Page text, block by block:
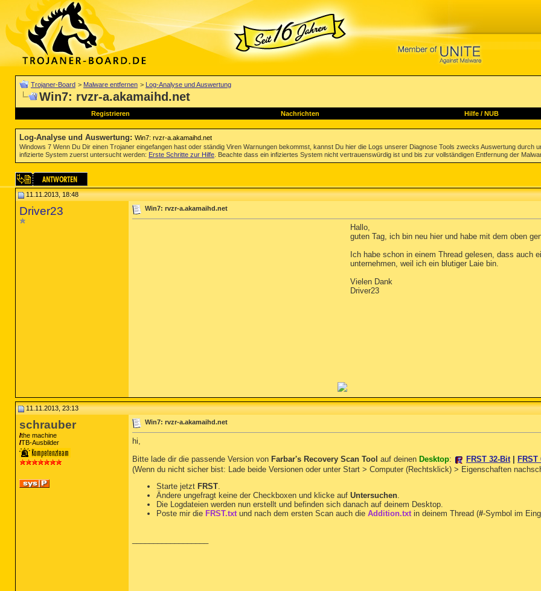
Trojaner-Board > Malware entfernen > Log-Analyse und Auswertung
Win7: rvzr-a.akamaihd.net
Registrieren Nachrichten Hilfe/ NUB
Log-Analyse und Auswertung: Win7: rvzr-a.akamaihd.net
Windows 7 Wenn Du Dir einen Trojaner eingefangen hast oder ständig Viren Warnungen bekommst, kannst Du hier die Logs unserer Diagnose Tools zwecks Auswertung
infizierte System zuerst untersucht werden: Erste Schritte zur Hilfe . Beachte dass ein infiziertes System nicht vertrauenswürdig ist und bis zur vollständigen Entfernung der
11.11.2013, 18:48
Driver23 Win7: rvzr-a.akamaihd.net
Hallo,
guten Tag, ich bin neu hier und habe mit dem oben
Ich habe schon in einem Thread gelesen, dass auch
unternehmen, weil ich ein blutiger Laie bin.
Vielen Dank
Driver23
11.11.2013, 23:13
schrauber
the machine
TB-Ausbilder
Win7: rvzr-a.akamaihd.net
hi,
Bitte lade dir die passende Version von Farbar's Recovery Scan Tool auf deinen Desktop: FRST 32-Bit
FRST
(Wenn du nicht sicher bist: Lade beide Versionen oder unter Start > Computer (Rechtsklick) > Eigenschaften
Starte jetzt FRST.
Ändere ungefragt keine der Checkboxen und klicke auf Untersuchen.
Die Logdateien werden nun erstellt und befinden sich danach auf deinem Desktop.
Poste mir die FRST.txtund nach dem ersten Scan auch die Addition.txtin deinem Thread (#-Symbol im